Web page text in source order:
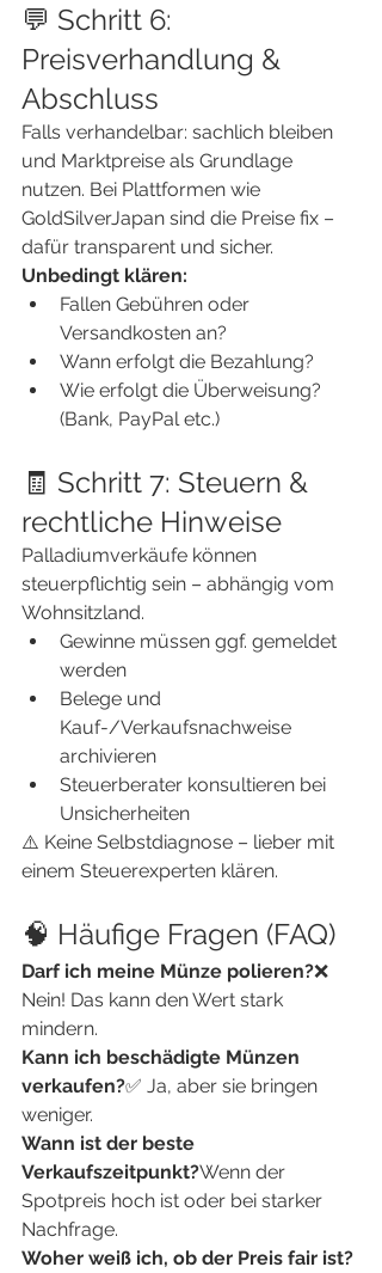
💬 Schritt 6:
Preisverhandlung &
Abschluss
Falls verhandelbar: sachlich bleiben
und Marktpreise als Grundlage
nutzen. Bei Plattformen wie
GoldSilverJapan sind die Preise fix –
dafür transparent und sicher.
Unbedingt klären:
Fallen Gebühren oder
Versandkosten an?
Wann erfolgt die Bezahlung?
Wie erfolgt die Überweisung?
(Bank, PayPal etc.)
🧾 Schritt 7: Steuern &
rechtliche Hinweise
Palladiumverkäufe können
steuerpflichtig sein – abhängig vom
Wohnsitzland.
Gewinne müssen ggf. gemeldet
werden
Belege und
Kauf-/Verkaufsnachweise
archivieren
Steuerberater konsultieren bei
Unsicherheiten
⚠️ Keine Selbstdiagnose – lieber mit
einem Steuerexperten klären.
🧠 Häufige Fragen (FAQ)
Darf ich meine Münze polieren?❌
Nein! Das kann den Wert stark
mindern.
Kann ich beschädigte Münzen
verkaufen?✅ Ja, aber sie bringen
weniger.
Wann ist der beste
Verkaufszeitpunkt?Wenn der
Spotpreis hoch ist oder bei starker
Nachfrage.
Woher weiß ich, ob der Preis fair ist?